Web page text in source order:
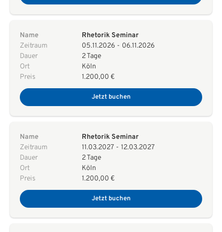
Name
Rhetorik Seminar
Zeitraum
05.11.2026 - 06.11.2026
Dauer
2 Tage
Ort
Köln
Preis
1.200,00 €
Jetzt buchen
Name
Rhetorik Seminar
Zeitraum
11.03.2027 - 12.03.2027
Dauer
2 Tage
Ort
Köln
Preis
1.200,00 €
Jetzt buchen